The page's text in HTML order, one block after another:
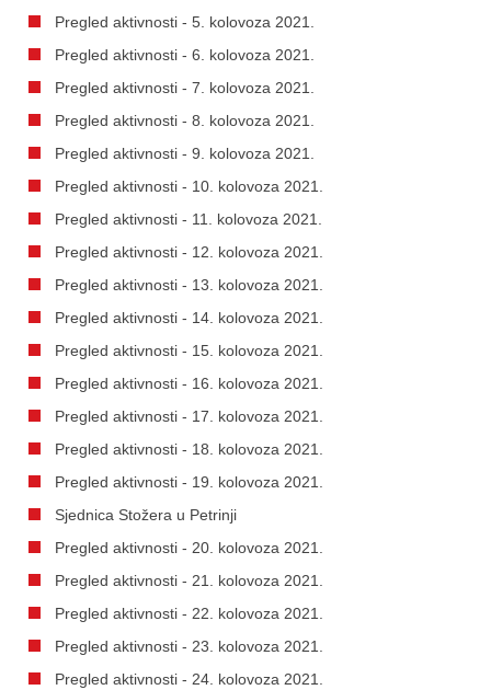
Pregled aktivnosti - 5. kolovoza 2021.
Pregled aktivnosti - 6. kolovoza 2021.
Pregled aktivnosti - 7. kolovoza 2021.
Pregled aktivnosti - 8. kolovoza 2021.
Pregled aktivnosti - 9. kolovoza 2021.
Pregled aktivnosti - 10. kolovoza 2021.
Pregled aktivnosti - 11. kolovoza 2021.
Pregled aktivnosti - 12. kolovoza 2021.
Pregled aktivnosti - 13. kolovoza 2021.
Pregled aktivnosti - 14. kolovoza 2021.
Pregled aktivnosti - 15. kolovoza 2021.
Pregled aktivnosti - 16. kolovoza 2021.
Pregled aktivnosti - 17. kolovoza 2021.
Pregled aktivnosti - 18. kolovoza 2021.
Pregled aktivnosti - 19. kolovoza 2021.
Sjednica Stožera u Petrinji
Pregled aktivnosti - 20. kolovoza 2021.
Pregled aktivnosti - 21. kolovoza 2021.
Pregled aktivnosti - 22. kolovoza 2021.
Pregled aktivnosti - 23. kolovoza 2021.
Pregled aktivnosti - 24. kolovoza 2021.